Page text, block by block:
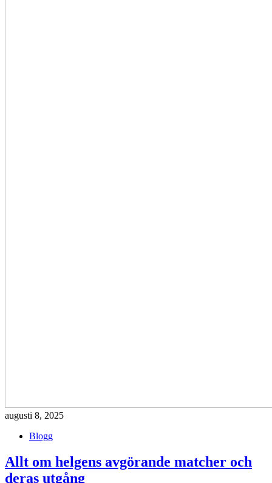
augusti 8, 2025
Blogg
Allt om helgens avgörande matcher och
deras utgång